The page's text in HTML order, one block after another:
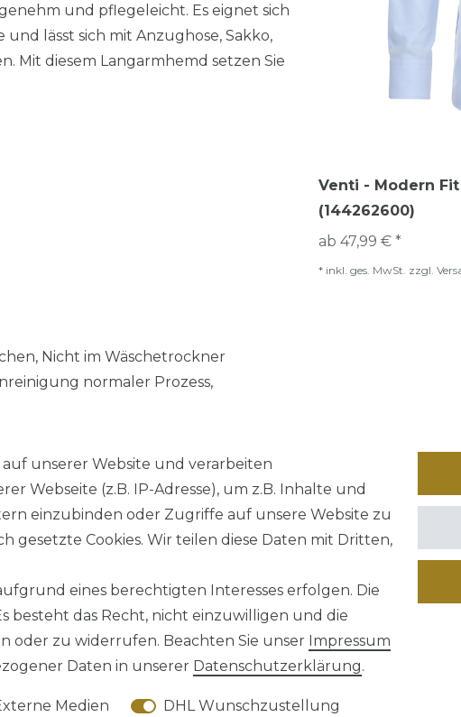
und pflegeleicht. Es eignet sich
lässt sich mit Anzughose, Sakko,
Mit diesem Langarmhemd setzen Sie
Nicht im Wäschetrockner
normaler Prozess,
Venti - Modern
(144262600)
ab 47,99 € *
* inkl. ges. MwSt. zzgl.
Barrierefreiheitserklärung Widerrufs­recht
unserer Website und verarbeiten
Webseite (z.B. IP-Adresse), um z.B. Inhalte und
einzubinden oder Zugriffe auf unsere Website zu
gesetzte Cookies. Wir teilen diese Daten mit Dritten,
eines berechtigten Interesses erfolgen. Die
das Recht, nicht einzuwilligen und die
oder zu widerrufen. Beachten Sie unser Impressum
Daten in unserer Daten­schutz­erklärung.
Medien DHL Wunschzustellung